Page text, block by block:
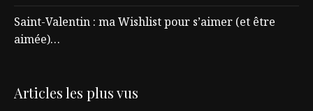
Saint-Valentin : ma Wishlist pour s’aimer (et être
aimée)…
Articles les plus vus